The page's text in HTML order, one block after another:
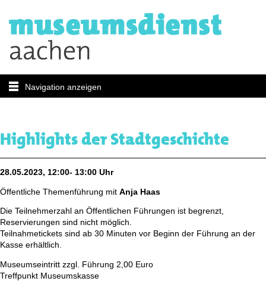
Navigation anzeigen
Highlights der Stadtgeschichte
28.05.2023, 12:00- 13:00 Uhr
Öffentliche Themenführung mit Anja Haas
Die Teilnehmerzahl an Öffentlichen Führungen ist begrenzt,
Reservierungen sind nicht möglich.
Teilnahmetickets sind ab 30 Minuten vor Beginn der Führung an der
Kasse erhältlich.
Museumseintritt zzgl. Führung 2,00 Euro
Treffpunkt Museumskasse